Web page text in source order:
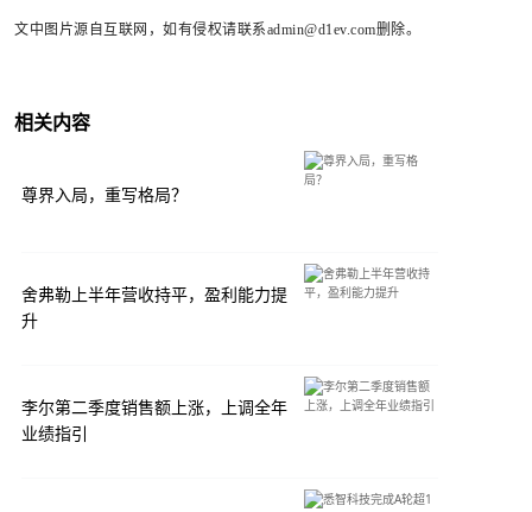
文中图片源自互联网，如有侵权请联系admin@d1ev.com删除。
相关内容
尊界入局，重写格局？
舍弗勒上半年营收持平，盈利能力提
升
李尔第二季度销售额上涨，上调全年
业绩指引